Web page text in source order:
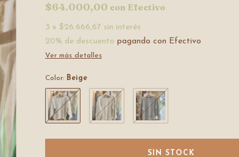
$64.000,00 con Efectivo
3 x $26.666,67 sin interés
20% de descuento pagando con Efectivo
Ver más detalles
Color: Beige